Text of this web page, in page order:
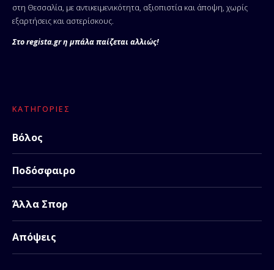
στη Θεσσαλία, με αντικειμενικότητα, αξιοπιστία και άποψη, χωρίς
εξαρτήσεις και αστερίσκους.
Στο regista.gr η μπάλα παίζεται αλλιώς!
ΚΑΤΗΓΟΡΊΕΣ
Βόλος
Ποδόσφαιρο
Άλλα Σπορ
Απόψεις